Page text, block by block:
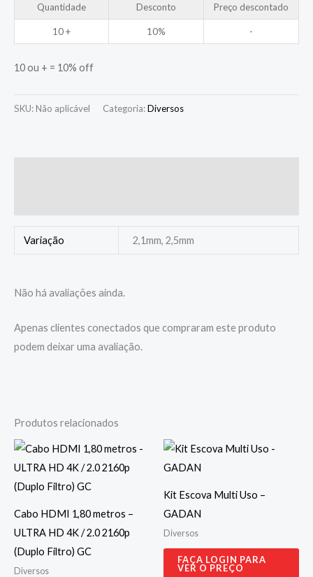
Quantidade Desconto Preço descontado
10 + 10% -
10 ou + = 10% off
SKU: Não aplicável Categoria:Diversos
Variação 2,1mm, 2,5mm
Não há avaliações ainda.
Apenas clientes conectados que compraram este produto
podem deixar uma avaliação.
Produtos relacionados
Cabo HDMI 1,80 metros –
ULTRA HD 4K / 2.0 2160p
(Duplo Filtro) GC
Diversos
Kit Escova Multi Uso –
GADAN
Diversos
FAÇA LOGIN PARA
VER O PREÇO